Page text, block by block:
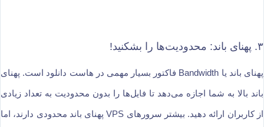
۳. پهنای باند: محدودیت‌ها را بشکنید!
پهنای باند یا Bandwidth فاکتور بسیار مهمی در هاست دانلود است. پهنای
باند بالا به شما اجازه می‌دهد تا فایل‌ها را بدون محدودیت به تعداد زیادی
از کاربران ارائه دهید. بیشتر سرورهای VPS پهنای باند محدودی دارند، اما